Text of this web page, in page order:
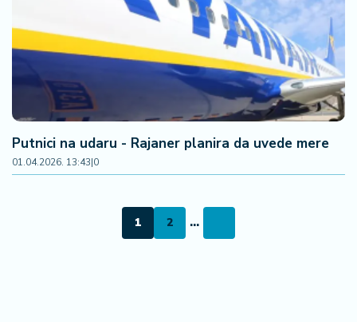
Putnici na udaru - Rajaner planira da uvede mere
01.04.2026. 13:43|0
1 2 ...